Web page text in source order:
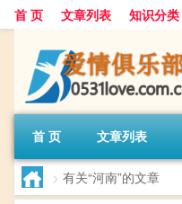
首 页 文章列表 知识分类
首 页 文章列表
> 有关“河南”的文章